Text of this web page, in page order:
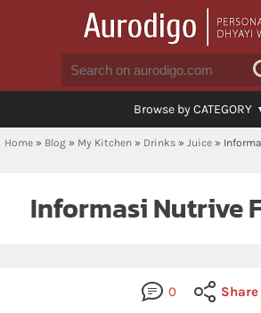
Browse by CATEGORY
Home » Blog » My Kitchen » Drinks » Juice »
Informasi Nutrive
0
Share